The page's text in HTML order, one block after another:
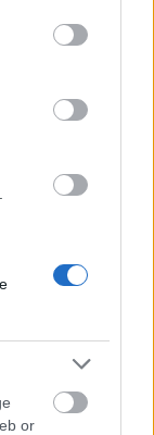
may click to
party tags to
below Google
or
διαθέτει
σπα.